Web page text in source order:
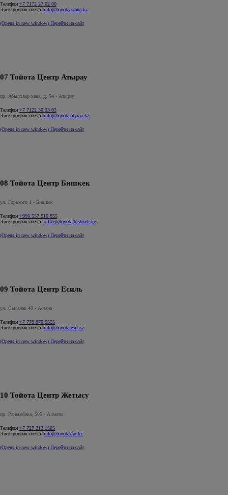
Телефон +7 7172 27 02 00
Электронная почта: info@toyotaastana.kz
(Opens in new window) Перейти на сайт
07 Тойота Центр Атырау
пр. Абылхаир хана, д. 94 - Атырау
Телефон +7 7122 30 33 03
Электронная почта: info@toyota-atyrau.kz
(Opens in new window) Перейти на сайт
08 Тойота Центр Бишкек
ул. Горького 1 - Бишкек
Телефон +996 557 510 855
Электронная почта: office@toyota-bishkek.kg
(Opens in new window) Перейти на сайт
09 Тойота Центр Есиль
ул. Сыганак 40 - Астана
Телефон +7 778 870 5555
Электронная почта: info@toyota-esil.kz
(Opens in new window) Перейти на сайт
10 Тойота Центр Жетысу
пр. Райымбека, 505 - Алматы
Телефон +7 727 313 1505
Электронная почта: info@toyota7su.kz
(Opens in new window) Перейти на сайт